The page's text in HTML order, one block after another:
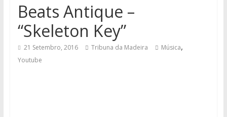
Beats Antique –
“Skeleton Key”
21 Setembro, 2016 Tribuna da Madeira Música,
Youtube